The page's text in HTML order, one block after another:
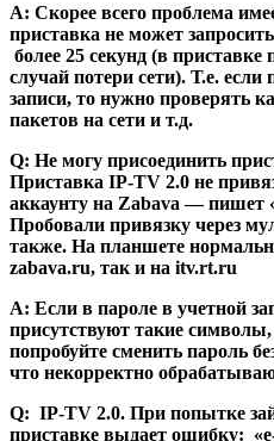
А: Скорее всего проблема
приставка не может
более 25 секунд (в приставке
случай потери сети). Т.е.
записи, то нужно проверять
пакетов на сети и т.д.
Q: Не могу присоединить
Приставка IP-TV 2.0 не
аккаунту на Zabava — пишет
Пробовали привязку через
также. На планшете
zabava.ru, так и на itv.rt.ru
A: Если в пароле в учетной
присутствуют такие
попробуйте сменить пароль
что некорректно
Q: IP-TV 2.0. При попытке
приставке выдает ошибку: